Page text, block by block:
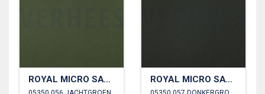
ROYAL MICRO SATIJN ROYAL MICRO SATIJN